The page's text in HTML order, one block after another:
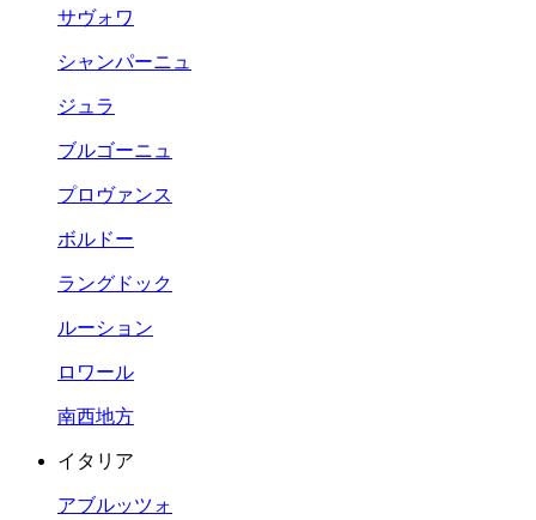
サヴォワ
シャンパーニュ
ジュラ
ブルゴーニュ
プロヴァンス
ボルドー
ラングドック
ルーション
ロワール
南西地方
イタリア
アブルッツォ